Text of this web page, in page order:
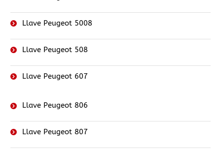
Llave Peugeot 5008
Llave Peugeot 508
Llave Peugeot 607
Llave Peugeot 806
Llave Peugeot 807